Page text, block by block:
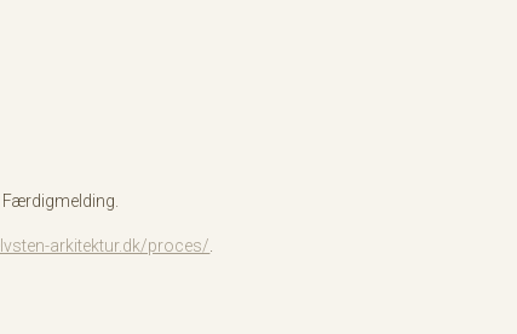
arkitektur.dk/proces/